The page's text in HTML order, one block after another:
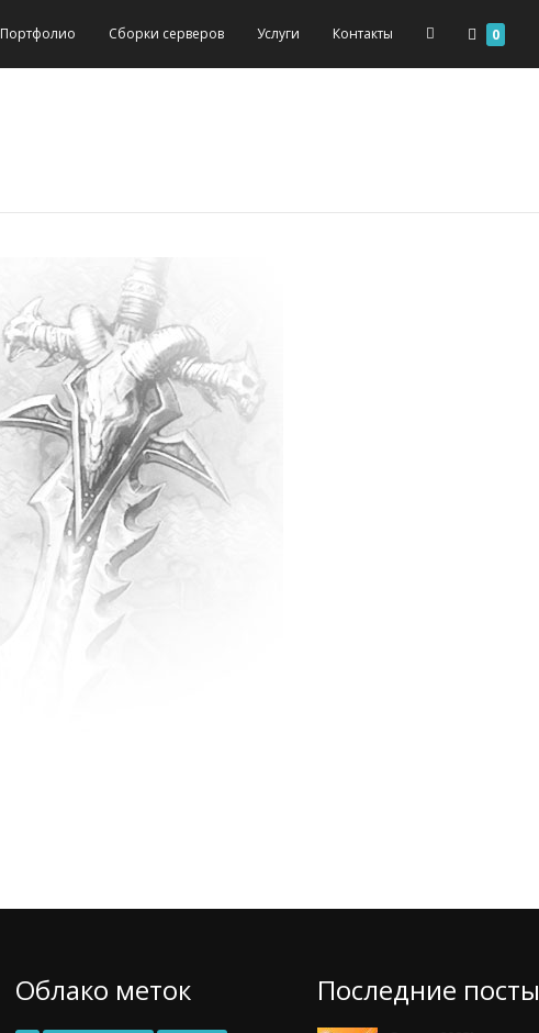
Портфолио Сборки серверов Услуги Контакты 0
Облако меток Последние посты